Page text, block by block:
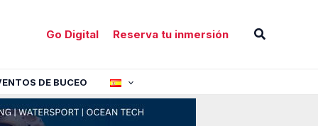
Go Digital Reserva tu inmersión Buscar
DE BUCEO